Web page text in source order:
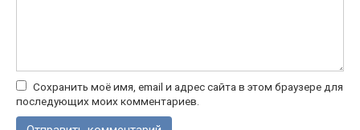
Сохранить моё имя, email и адрес сайта в этом браузере для
последующих моих комментариев.